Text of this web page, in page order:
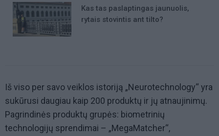
Kas tas paslaptingas jaunuolis,
rytais stovintis ant tilto?
Iš viso per savo veiklos istoriją „Neurotechnology“ yra
sukūrusi daugiau kaip 200 produktų ir jų atnaujinimų.
Pagrindinės produktų grupės: biometrinių
technologijų sprendimai – „MegaMatcher“,